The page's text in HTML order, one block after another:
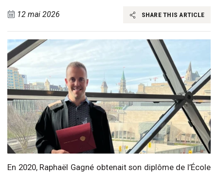
12 mai 2026 SHARE THIS ARTICLE
En 2020, Raphaël Gagné obtenait son diplôme de l’École